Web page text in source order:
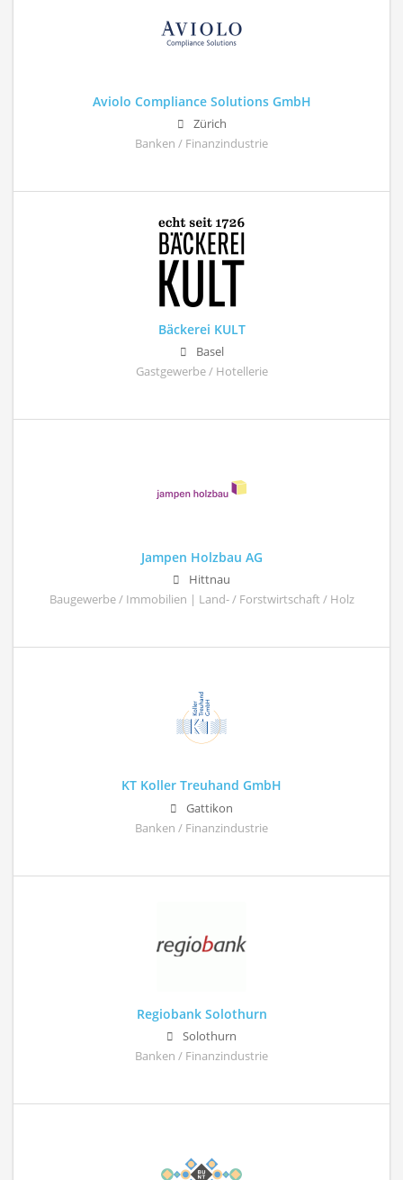
Aviolo Compliance Solutions GmbH
Zürich
Banken / Finanzindustrie
Bäckerei KULT
Basel
Gastgewerbe / Hotellerie
Jampen Holzbau AG
Hittnau
Baugewerbe / Immobilien | Land- / Forstwirtschaft / Holz
KT Koller Treuhand GmbH
Gattikon
Banken / Finanzindustrie
Regiobank Solothurn
Solothurn
Banken / Finanzindustrie